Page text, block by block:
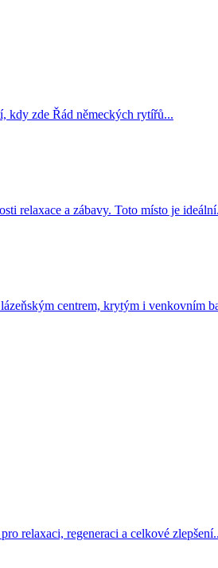
kdy zde Řád německých rytířů...
relaxace a zábavy. Toto místo je
centrem, krytým i venkovním
relaxaci, regeneraci a celkové